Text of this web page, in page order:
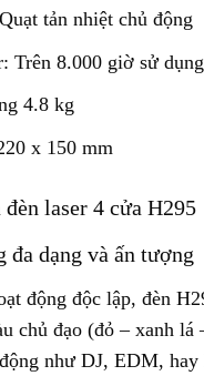
tản nhiệt chủ động
Trên 8.000 giờ sử dụng
4.8 kg
x 150 mm
laser 4 cửa H295
đa dạng và ấn tượng
động độc lập, đèn
chủ đạo (đỏ – xanh
như DJ, EDM, hay